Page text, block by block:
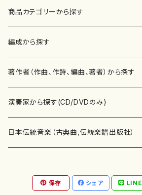
商品カテゴリーから探す
楽譜
書籍
書籍
テキストブック
CD・DVD
チケット
邦楽ジャーナル
レコード
編成から探す
邦楽器
箏・琴（ソロ）
箏・琴（合奏）
三味線（合奏）
合唱
混声合唱
男声合唱
歌・声
ピアノ（ソロ）
洋楽器（弦楽器）
著作者（作曲、作詩、編曲、著者）から探す
あ行
青木省三(アオキ ショウゾウ)
秋山健治(アキヤマ ケンジ）
か行
蔭山滸山(カゲヤマ キョザン)
斉藤松声(サイトウ ショウセイ)
演奏家から探す(CD/DVDのみ)
邦楽（箏、三味線、尺八等）演奏家
石川高（笙）
應和惠子（声楽・ソプラノ）
洋楽-鍵盤楽器（ピアノ、オルガン等）演奏家
日本伝統音楽（古典曲,伝統楽譜出版社）
宮城道雄（宮城宗家監修）
地歌箏曲（三絃古典楽譜）
保存 シェア LINE